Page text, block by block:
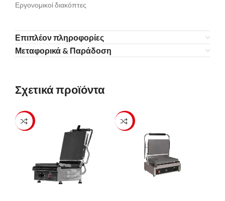
Εργονομικοί διακόπτες
Επιπλέον πληροφορίες
Μεταφορικά & Παράδοση
Σχετικά προϊόντα
-23% -23%